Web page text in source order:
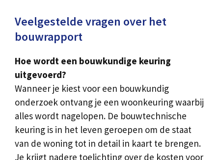
Veelgestelde vragen over het
bouwrapport
Hoe wordt een bouwkundige keuring
uitgevoerd?
Wanneer je kiest voor een bouwkundig
onderzoek ontvang je een woonkeuring waarbij
alles wordt nagelopen. De bouwtechnische
keuring is in het leven geroepen om de staat
van de woning tot in detail in kaart te brengen.
Je krijgt nadere toelichting over de kosten voor